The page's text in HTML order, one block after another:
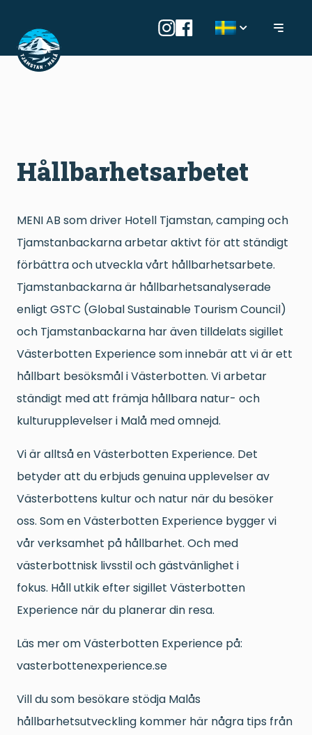
Hållbarhetsarbetet
MENI AB som driver Hotell Tjamstan, camping och
Tjamstanbackarna arbetar aktivt för att ständigt
förbättra och utveckla vårt hållbarhetsarbete.
Tjamstanbackarna är hållbarhetsanalyserade
enligt GSTC (Global Sustainable Tourism Council)
och Tjamstanbackarna har även tilldelats sigillet
Västerbotten Experience som innebär att vi är ett
hållbart besöksmål i Västerbotten. Vi arbetar
ständigt med att främja hållbara natur- och
kulturupplevelser i Malå med omnejd.
Vi är alltså en Västerbotten Experience. Det
betyder att du erbjuds genuina upplevelser av
Västerbottens kultur och natur när du besöker
oss. Som en Västerbotten Experience bygger vi
vår verksamhet på hållbarhet. Och med
västerbottnisk livsstil och gästvänlighet i
fokus. Håll utkik efter sigillet Västerbotten
Experience när du planerar din resa.
Läs mer om Västerbotten Experience på:
vasterbottenexperience.se
Vill du som besökare stödja Malås
hållbarhetsutveckling kommer här några tips från